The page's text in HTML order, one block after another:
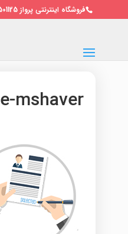
فروشگاه اینترنتی پرواز 09128501125 / 02122691010
e-mshaver